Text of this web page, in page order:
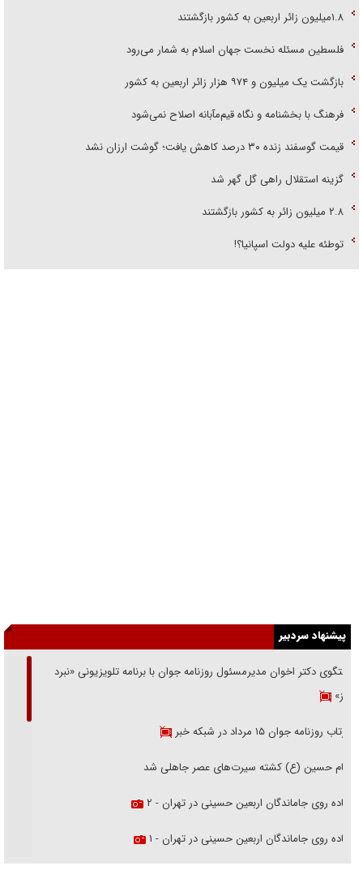
۱.۸میلیون زائر اربعین به کشور بازگشتند
فلسطین مسئله نخست جهان اسلام به شمار می‌رود
بازگشت یک میلیون و ۹۷۴ هزار زائر اربعین به کشور
فرهنگ با بخشنامه و نگاه قیم‌مآبانه اصلاح نمی‌شود
قیمت گوسفند زنده ۳۰ درصد کاهش یافت؛ گوشت ارزان نشد
گزینه استقلال راهی گل گهر شد
۲.۸ میلیون زائر به کشور بازگشتند
توطئه علیه دولت اسپانیا؟!
پیشنهاد سردبیر
گفتگوی دکتر اخوان مدیرمسئول روزنامه جوان با برنامه تلویزیونی «نبرد
هرمز»
بازتاب روزنامه جوان ۱۵ مرداد در شبکه خبر
امام حسین (ع) کشته سیرت‌های عصر جاهلی شد
پیاده روی جاماندگان اربعین حسینی در تهران - ۲
پیاده روی جاماندگان اربعین حسینی در تهران - ۱